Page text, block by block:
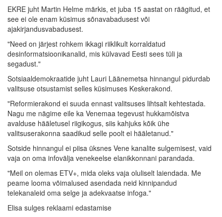
EKRE juht Martin Helme märkis, et juba 15 aastat on räägitud, et
see ei ole enam küsimus sõnavabadusest või
ajakirjandusvabadusest.
"Need on järjest rohkem ikkagi riiklikult korraldatud
desinformatsioonikanalid, mis külvavad Eesti sees tüli ja
segadust."
Sotsiaaldemokraatide juht Lauri Läänemetsa hinnangul pidurdab
valitsuse otsustamist selles küsimuses Keskerakond.
"Reformierakond ei suuda ennast valitsuses lihtsalt kehtestada.
Nagu me nägime eile ka Venemaa tegevust hukkamõistva
avalduse hääletusel riigikogus, siis kahjuks kõik ühe
valitsuserakonna saadikud selle poolt ei hääletanud."
Sotside hinnangul ei piisa üksnes Vene kanalite sulgemisest, vaid
vaja on oma infovälja venekeelse elanikkonnani parandada.
"Meil on olemas ETV+, mida oleks vaja oluliselt laiendada. Me
peame looma võimalused asendada neid kinnipandud
telekanaleid oma selge ja adekvaatse infoga."
Elisa sulges reklaami edastamise